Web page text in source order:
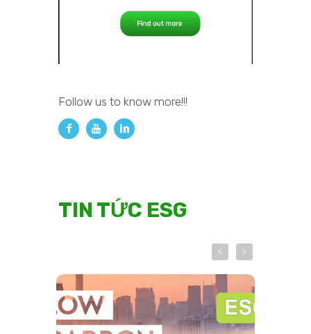
Follow us to know more!!!
TIN TỨC ESG